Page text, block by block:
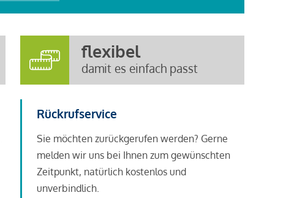
flexibel
damit es einfach passt
Rückrufservice
Sie möchten zurückgerufen werden? Gerne
melden wir uns bei Ihnen zum gewünschten
Zeitpunkt, natürlich kostenlos und
unverbindlich.